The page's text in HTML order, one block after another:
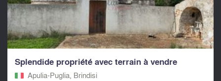
Splendide propriété avec terrain à vendre
Apulia-Puglia, Brindisi